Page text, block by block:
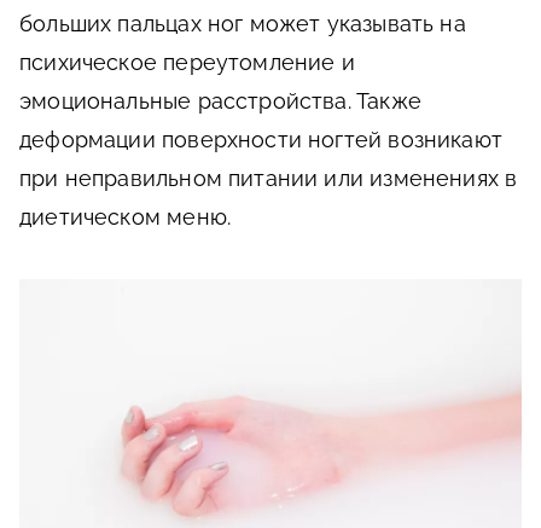
больших пальцах ног может указывать на
психическое переутомление и
эмоциональные расстройства. Также
деформации поверхности ногтей возникают
при неправильном питании или изменениях в
диетическом меню.